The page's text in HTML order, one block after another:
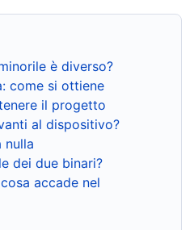
è diverso?
come si ottiene
il progetto
al dispositivo?
nulla
dei due binari?
accade nel